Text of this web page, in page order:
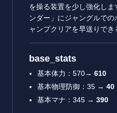
を操る装置を少し強化し
ンダー」にジャングルで
ャンプクリアを早送りでき
base_stats
基本体力：570→ 610
基本物理防御：35 → 40
基本マナ：345 → 390